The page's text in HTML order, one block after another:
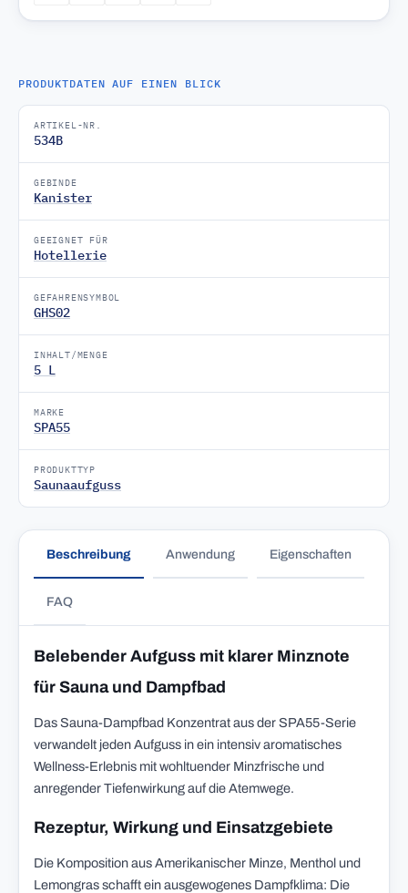
PRODUKTDATEN AUF EINEN BLICK
ARTIKEL-NR.
534B
GEBINDE
Kanister
GEEIGNET FÜR
Hotellerie
GEFAHRENSYMBOL
GHS02
INHALT/MENGE
5 L
MARKE
SPA55
PRODUKTTYP
Saunaaufguss
Beschreibung Anwendung Eigenschaften
FAQ
Belebender Aufguss mit klarer Minznote
für Sauna und Dampfbad
Das Sauna-Dampfbad Konzentrat aus der SPA55-Serie
verwandelt jeden Aufguss in ein intensiv aromatisches
Wellness-Erlebnis mit wohltuender Minzfrische und
anregender Tiefenwirkung auf die Atemwege.
Rezeptur, Wirkung und Einsatzgebiete
Die Komposition aus Amerikanischer Minze, Menthol und
Lemongras schafft ein ausgewogenes Dampfklima: Die